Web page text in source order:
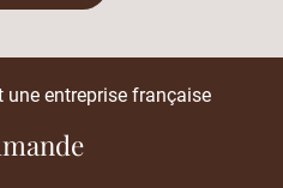
une entreprise française